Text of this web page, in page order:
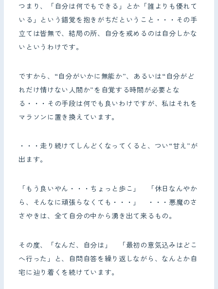
つまり、「自分は何でもできる」とか「誰よりも優れて
いる」という錯覚を抱きがちだということ・・・その手
立ては皆無で、結局の所、自分を戒めるのは自分しかな
いというわけです。
ですから、“自分がいかに無能か”、あるいは“自分がど
れだけ情けない人間か”を自覚する時間が必要とな
る・・・その手段は何でも良いわけですが、私はそれを
マラソンに置き換えています。
・・・走り続けてしんどくなってくると、つい“甘え”が
出ます。
「もう良いやん・・・ちょっと歩こ」 「休日なんやか
ら、そんなに頑張らなくても・・・」 ・・・悪魔のさ
さやきは、全て自分の中から湧き出て来るもの。
その度、「なんだ、自分は」 「最初の意気込みはどこ
へ行った」と、自問自答を繰り返しながら、なんとか自
宅に辿り着くを続けています。